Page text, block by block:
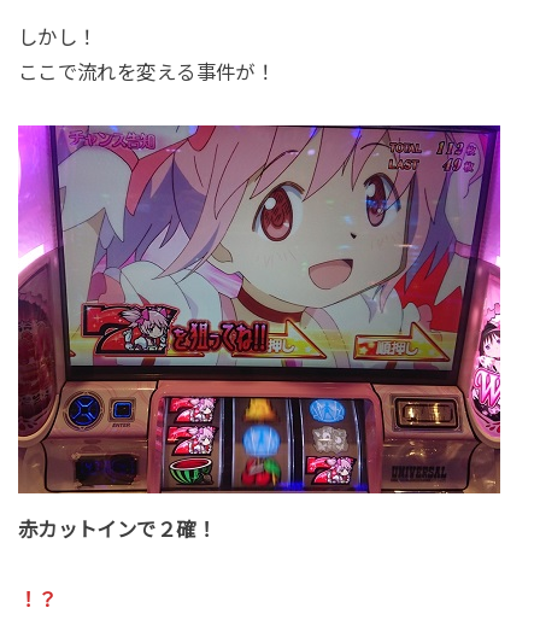
しかし！
ここで流れを変える事件が！
赤カットインで２確！
！？